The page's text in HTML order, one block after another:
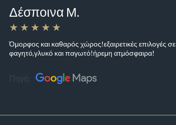
Δέσποινα Μ.
Όμορφος και καθαρός χώρος!εξαιρετικές επιλογές σε
φαγητό,γλυκό και παγωτό!ήρεμη ατμόσφαιρα!
Πηγή: